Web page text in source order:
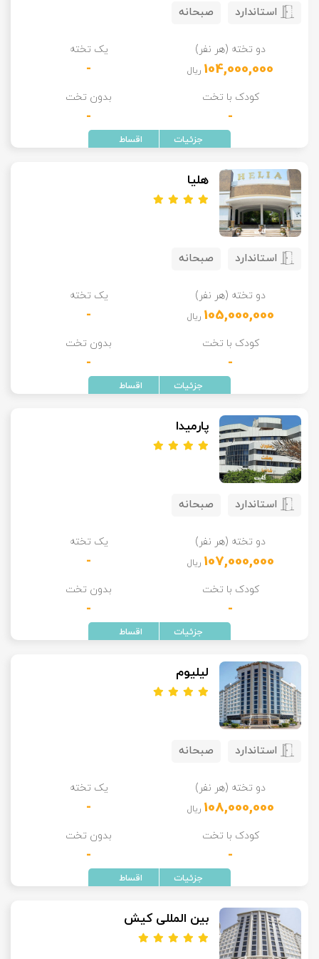
استاندارد صبحانه
دو تخته (هر نفر)
104,000,000 ریال
یک تخته
-
کودک با تخت
-
بدون تخت
-
هلیا
استاندارد صبحانه
دو تخته (هر نفر)
105,000,000 ریال
یک تخته
-
کودک با تخت
-
بدون تخت
-
پارمیدا
استاندارد صبحانه
دو تخته (هر نفر)
107,000,000 ریال
یک تخته
-
کودک با تخت
-
بدون تخت
-
لیلیوم
استاندارد صبحانه
دو تخته (هر نفر)
108,000,000 ریال
یک تخته
-
کودک با تخت
-
بدون تخت
-
بین المللی کیش
تور مرداب هسل
تور اصفهان
تور ترکمن صحرا
تور آفرود